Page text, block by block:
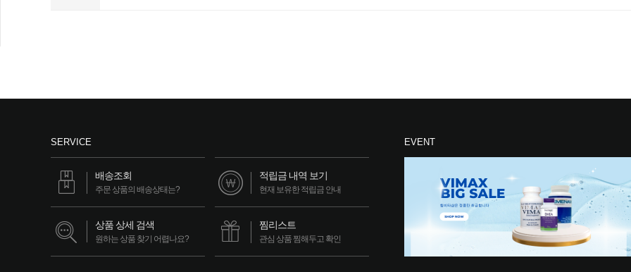
SERVICE
배송조회
주문 상품의 배송상태는?
적립금 내역 보기
현재 보유한 적립금 안내
상품 상세 검색
원하는 상품 찾기 어렵나요?
찜리스트
관심 상품 찜해두고 확인
EVENT